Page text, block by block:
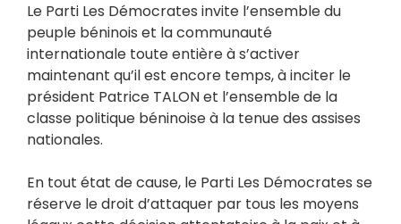
Le Parti Les Démocrates invite l’ensemble du
peuple béninois et la communauté
internationale toute entière à s’activer
maintenant qu’il est encore temps, à inciter le
président Patrice TALON et l’ensemble de la
classe politique béninoise à la tenue des assises
nationales.
En tout état de cause, le Parti Les Démocrates se
réserve le droit d’attaquer par tous les moyens